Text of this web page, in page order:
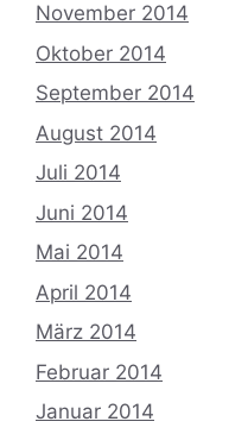
November 2014
Oktober 2014
September 2014
August 2014
Juli 2014
Juni 2014
Mai 2014
April 2014
März 2014
Februar 2014
Januar 2014